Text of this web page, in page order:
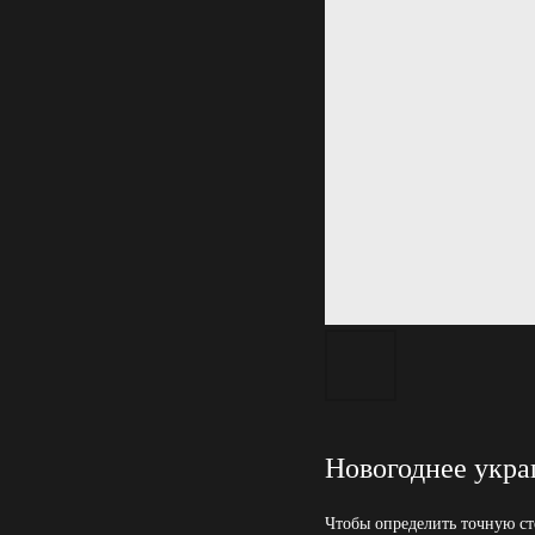
Новогоднее
Чтобы определить точную